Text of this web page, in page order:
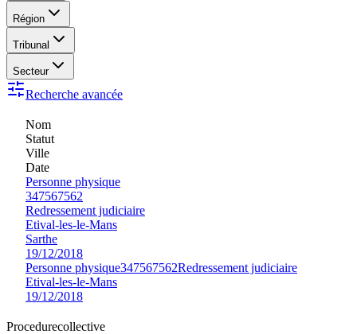
Région
Tribunal
Secteur
Recherche avancée
Nom
Statut
Ville
Date
Personne physique
347567562
Redressement judiciaire
Etival-les-le-Mans
Sarthe
19/12/2018
Personne physique347567562Redressement judiciaire
Etival-les-le-Mans
19/12/2018
Procedurecollective